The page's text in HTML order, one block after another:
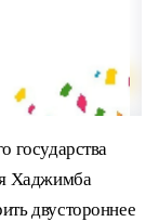
государства
Хаджимба
двустороннее